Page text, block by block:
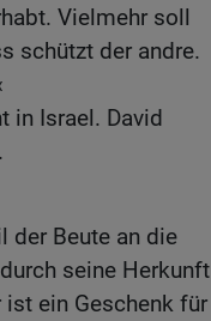
Vielmehr soll
schützt der andre.
in Israel. David
der Beute an die
seine Herkunft
ist ein Geschenk für